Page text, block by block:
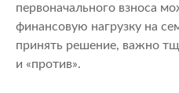
первоначального взноса
финансовую нагрузку на
принять решение, важно
и «против».